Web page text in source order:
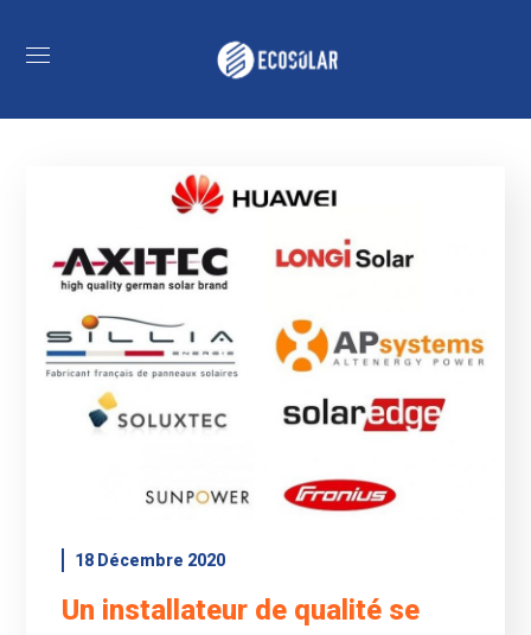
18 Décembre 2020
Un installateur de qualité se